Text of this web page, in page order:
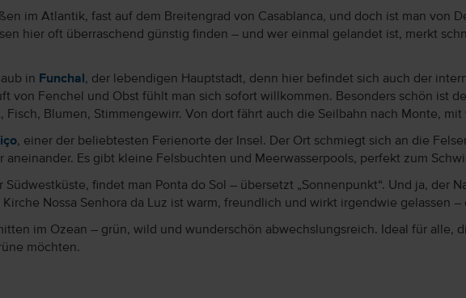
im Atlantik, fast auf dem Breitengrad von Casablanca, und doch ist man von
hier oft überraschend günstig finden – und wer einmal gelandet ist, merkt
in Funchal , der lebendigen Hauptstadt, denn hier befindet sich auch der
von Fenchel und Obst fühlt man sich sofort willkommen. Besonders schön ist
Fisch, Blumen, Stimmengewirr. Von dort fährt auch die Seilbahn nach Monte,
, einer der beliebtesten Ferienorte der Insel. Der Ort schmiegt sich an die
aneinander. Es gibt kleine Felsbuchten und Meerwasserpools, perfekt zum
Südwestküste, findet man Ponta do Sol – übersetzt „Sonnenpunkt“. Und ja, der
Nossa Senhora da Luz ist warm, freundlich und wirkt irgendwie gelassen
im Ozean – grün, wild und wunderschön abwechslungsreich. Ideal für alle,
möchten.